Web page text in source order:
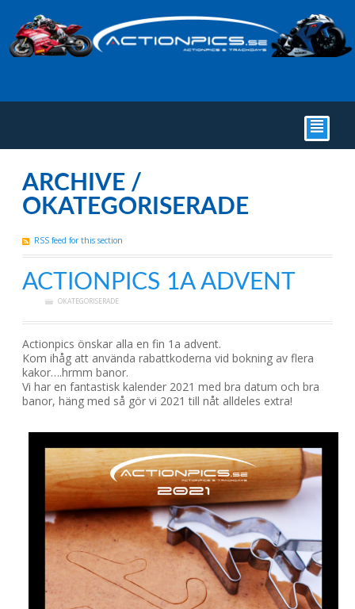
²
ARCHIVE /
OKATEGORISERADE
RSS feed for this section
ACTIONPICS 1A ADVENT
OKATEGORISERADE
Actionpics önskar alla en fin 1a advent.
Kom ihåg att använda rabattkoderna vid bokning av flera
kakor….hrmm banor.
Vi har en fantastisk kalender 2021 med bra datum och bra
banor, häng med så gör vi 2021 till nåt alldeles extra!